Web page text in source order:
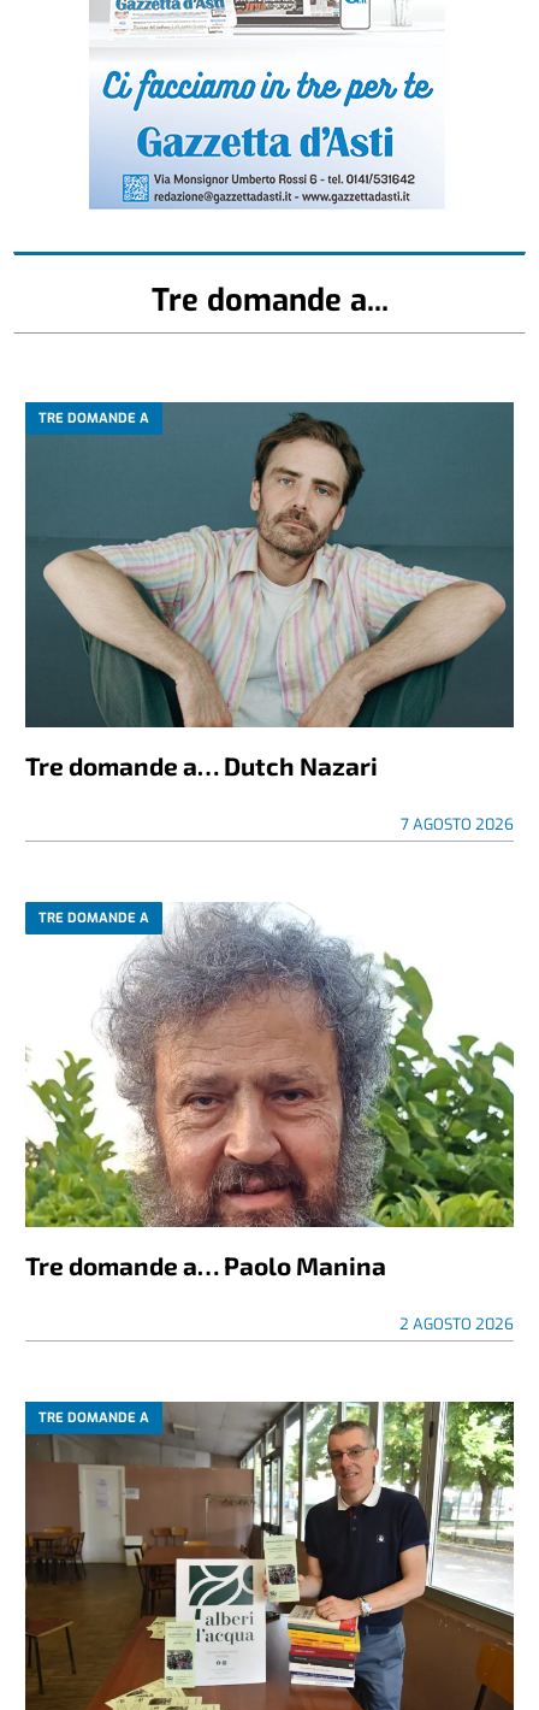
Tre domande a...
TRE DOMANDE A
Tre domande a… Dutch Nazari
7 AGOSTO 2026
TRE DOMANDE A
Tre domande a… Paolo Manina
2 AGOSTO 2026
TRE DOMANDE A